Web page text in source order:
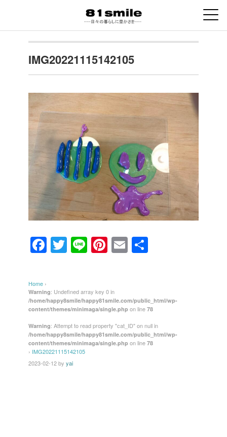
IMG20221115142105
F
a
e
b
o
o
k
T
wi
er
Li
n
Pi
nt
e
st
E
m
Home ›
Warning: Undefined array key 0 in
/home/happy8smile/happy81smile.com/public_html/wp-
content/themes/minimaga/single.php on line 78
Warning: Attempt to read property "cat_ID" on null in
/home/happy8smile/happy81smile.com/public_html/wp-
content/themes/minimaga/single.php on line 78
› IMG20221115142105
2023-02-12by yai